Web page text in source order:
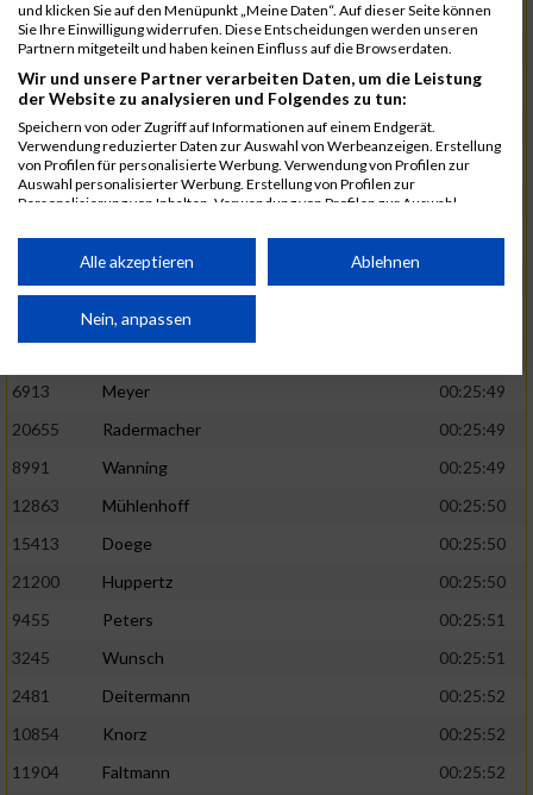
1582 Funken
00:25:42
12220
Cosma
00:25:43
9678
Exner
00:25:43
11817
Schmaul-Klaibee
6812
Koch
00:25:47
9610
Linß
00:25:47
706
Wehmeier
00:25:48
Küpper
Inhoff
6913
Meyer
00:25:49
20655
Radermacher
00:25:49
8991
Wanning
00:25:49
12863
Mühlenhoff
00:25:50
15413
Doege
00:25:50
21200
Huppertz
00:25:50
9455
Peters
00:25:51
3245
Wunsch
00:25:51
2481
Deitermann
00:25:52
10854
Knorz
00:25:52
11904
Faltmann
00:25:52
und klicken Sie auf den Menüpunkt „Meine Daten“. Auf dieser Seite können
Sie Ihre Einwilligung widerrufen. Diese Entscheidungen werden unseren
Partnern mitgeteilt und haben keinen Einfluss auf die Browserdaten.
Wir und unsere Partner verarbeiten Daten, um die Leistung
der Website zu analysieren und Folgendes zu tun:
Speichern von oder Zugriff auf Informationen auf einem Endgerät.
Verwendung reduzierter Daten zur Auswahl von Werbeanzeigen. Erstellung
von Profilen für personalisierte Werbung. Verwendung von Profilen zur
Auswahl personalisierter Werbung. Erstellung von Profilen zur
Personalisierung von Inhalten. Verwendung von Profilen zur Auswahl
Performance von Inhalten. Analyse von Zielgruppen durch Statistiken oder
Kombinationen von Daten aus verschiedenen Quellen. Entwicklung und
von Inhalten.
Daten können außerhalb der Europäischen Union weitergegeben und in die
Website/App.
Partnerliste anzeigen (1 IAB-Anbieter)
Wir nutzen Ihre Daten für folgende Zwecke:
Speichern von oder Zugriff auf Informationen
auf einem Endgerät
von Werbeanzeigen
Werbung
personalisierter Werbung
Alle akzeptieren Ablehnen
Nein, anpassen